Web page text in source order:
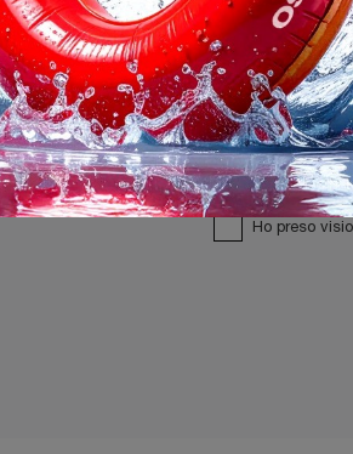
Ho preso